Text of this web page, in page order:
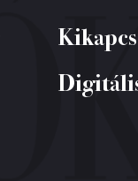
Kikapcs